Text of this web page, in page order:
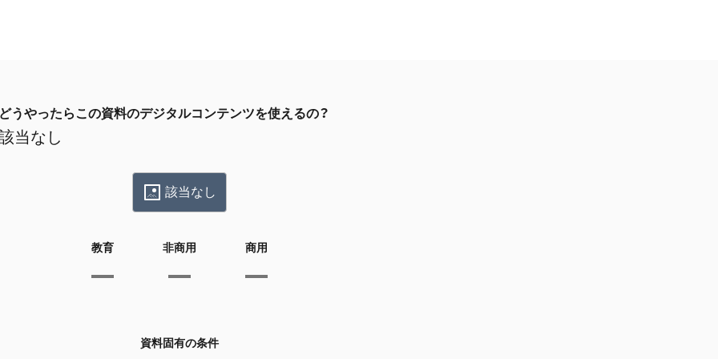
どうやったらこの資料のデジタルコンテンツを使えるの？
当なし
該当なし
教育 非商用 商用
資料固有の条件